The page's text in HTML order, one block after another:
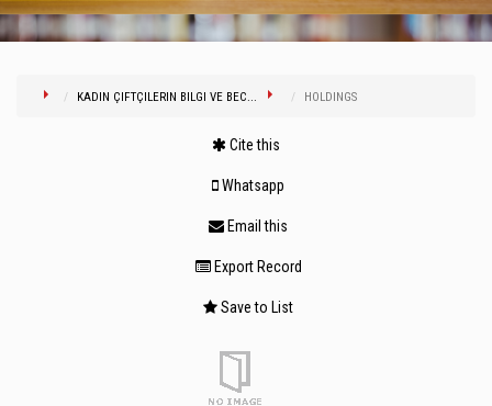
KADIN ÇIFTÇILERIN BILGI VE BEC... HOLDINGS
Cite this
Whatsapp
Email this
Export Record
Save to List